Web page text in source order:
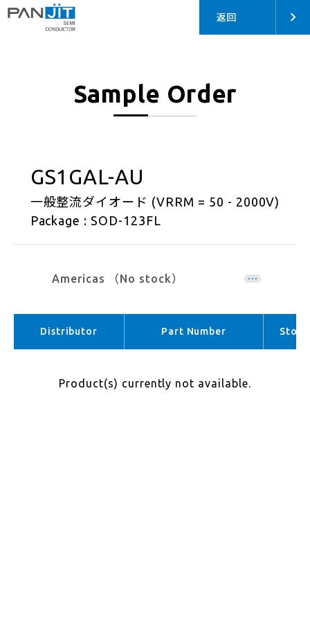
返回
Sample Order
GS1GAL-AU
一般整流ダイオード (VRRM = 50 - 2000V)
Package : SOD-123FL
Americas （No stock）
APAC （No stock）
Distributor Part Number Stock
Product(s) currently not available.